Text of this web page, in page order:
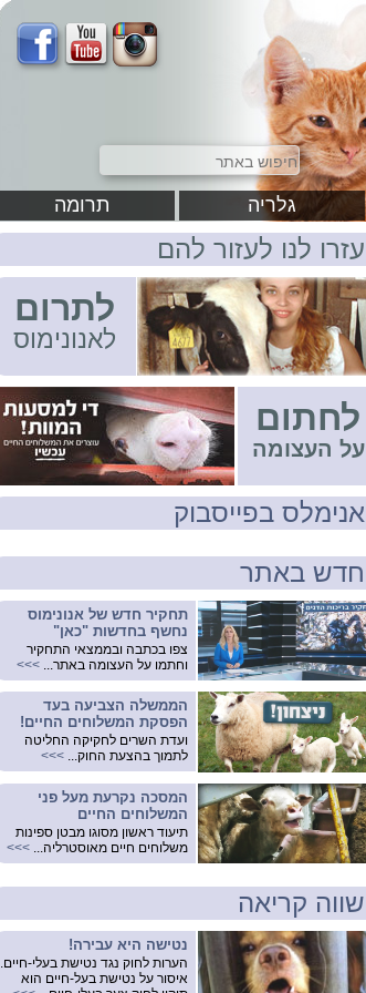
גלריה תרומה
עזרו לנו לעזור להם
לתרום
לאנונימוס
לחתום
על העצומה
אנימלס בפייסבוק
חדש באתר
תחקיר חדש של אנונימוס
נחשף בחדשות "כאן"
צפו בכתבה ובממצאי התחקיר
וחתמו על העצומה באתר... >>>
הממשלה הצביעה בעד
הפסקת המשלוחים החיים!
ועדת השרים לחקיקה החליטה
לתמוך בהצעת החוק... >>>
המסכה נקרעת מעל פני
המשלוחים החיים
תיעוד ראשון מסוגו מבטן ספינות
משלוחים חיים מאוסטרליה... >>>
שווה קריאה
נטישה היא עבירה!
הערות לחוק נגד נטישת בעלי-חיים.
איסור על נטישת בעל-חיים הוא